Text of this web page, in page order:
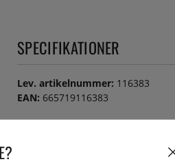
SPECIFIKATIONER
Lev. artikelnummer: 116383
EAN: 665719116383